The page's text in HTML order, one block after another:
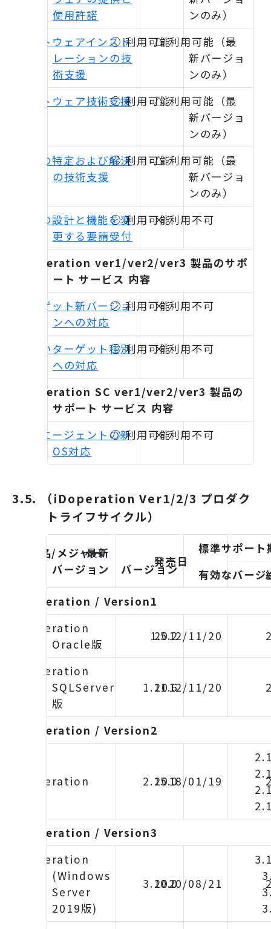
使用許諾
ンのみ）
ソフトウェアインスト
レーションの技
術支援
○ 利用可能△ 利用可能（最
新バージョ
ンのみ）
ソフトウェア技術支援○ 利用可能△ 利用可能（最
新バージョ
ンのみ）
問題の特定および解決
の技術支援
○ 利用可能△ 利用可能（最
新バージョ
ンのみ）
製品の設計と機能を変
更する要請受付
○ 利用可能× 利用不可
iDoperation ver1/ver2/ver3 製品のサポ
ート サービス 内容
ターゲット新バージョ
ンへの対応
○ 利用可能× 利用不可
新しいターゲット種別
への対応
○ 利用可能× 利用不可
iDoperation SC ver1/ver2/ver3 製品の
サポート サービス 内容
録画エージェントの新
OS対応
○ 利用可能× 利用不可
3.5. （iDoperation Ver1/2/3 プロダク
トライフサイクル）
製品名/メジャー
バージョン
最新
バージョン
発売日
標準サポート
有効なバージ
iDoperation / Version1
iDoperation
Oracle版
1.5.2
2012/11/20
iDoperation
SQLServer
版
1.11.6
2012/11/20
iDoperation / Version2
iDoperation 2.15.0
2018/01/19
iDoperation / Version3
iDoperation
(Windows
Server
2019版)
3.10.0
2020/08/21